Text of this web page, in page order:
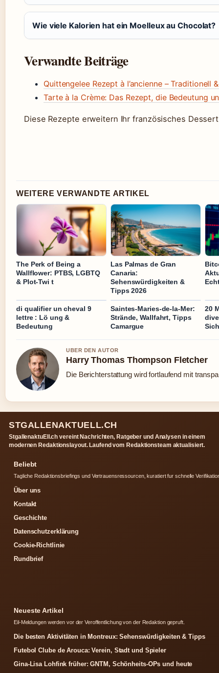
Wie viele Kalorien hat ein Moelleux au Chocolat?
Verwandte Beiträge
Quittengelee Rezept à l’ancienne – Traditionell
Tarte à la Crème: Das Rezept, die Bedeutung
Diese Rezepte erweitern Ihr französisches
WEITERE VERWANDTE ARTIKEL
The Perk of Being a
Wallflower: PTBS, LGBTQ
& Plot-Twi t
Las Palmas de Gran
Canaria:
Sehenswürdigkeiten &
Tipps 2026
di qualifier un cheval 9
lettre : Lö ung &
Bedeutung
Saintes-Maries-de-la-Mer:
Strände, Wallfahrt, Tipps
Camargue
20
UBER DEN AUTOR
Harry Thomas Thompson Fletcher
Die Berichterstattung wird fortlaufend mit
STGALLENAKTUELL.CH
StgallenaktuEll.ch vereint Nachrichten, Ratgeber und Analysen in einem
modernen Redaktionslayout. Laufend vom Redaktionsteam aktualisiert.
Beliebt
Tagliche Redaktionsbriefings und Vertrauensressourcen, kuratiert fur schnelle
Über uns
Kontakt
Geschichte
Datenschutzerklärung
Cookie-Richtlinie
Rundbrief
Neueste Artikel
Eil-Meldungen werden vor der Veroffentlichung von der Redaktion gepruft.
Die besten Aktivitäten in Montreux: Sehenswürdigkeiten & Tipps
Futebol Clube de Arouca: Verein, Stadt und Spieler
Gina-Lisa Lohfink früher: GNTM, Schönheits-OPs und heute